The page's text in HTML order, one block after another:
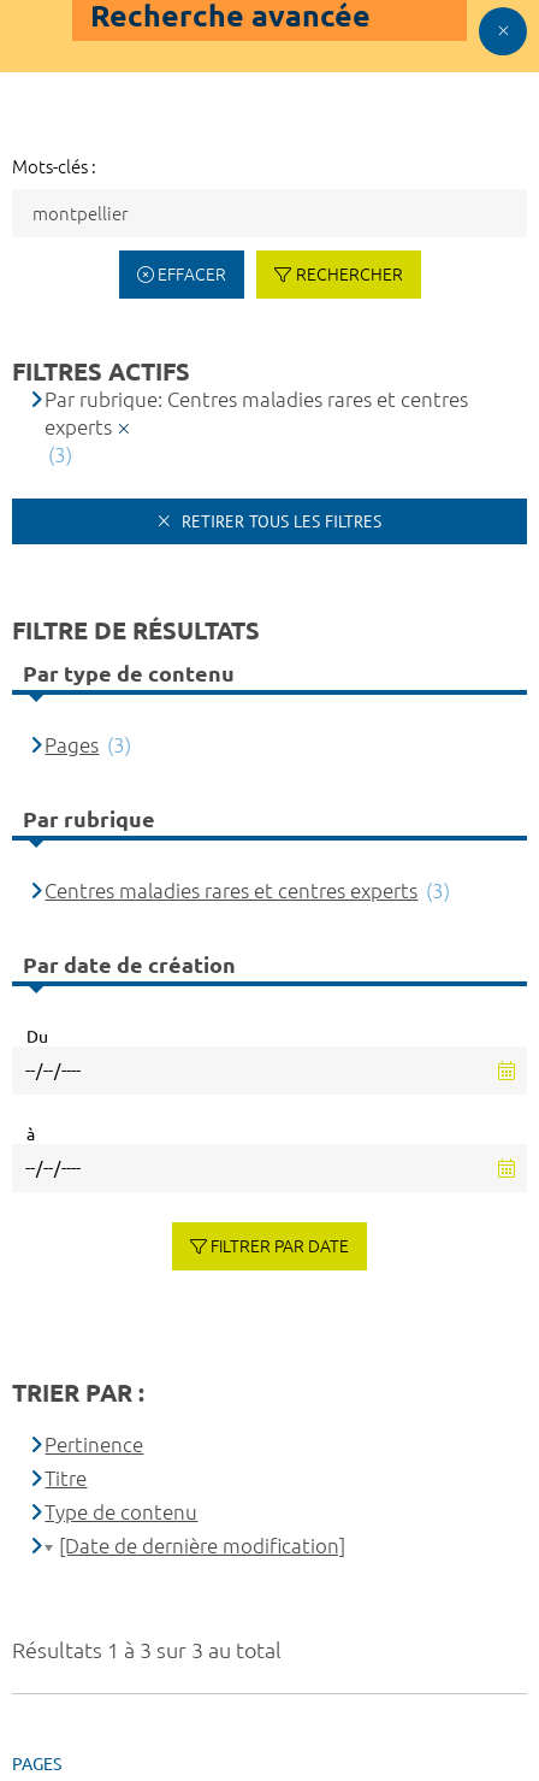
Recherche avancée
Mots-clés :
EFFACER RECHERCHER
Résultats 1 à 3 sur 3 au total
PAGES
FILTRES ACTIFS
Par rubrique: Centres maladies rares et centres
experts
(3)
RETIRER TOUS LES FILTRES
FILTRE DE RÉSULTATS
Par type de contenu
Pages (3)
Par rubrique
Centres maladies rares et centres experts (3)
Par date de création
Du
à
FILTRER PAR DATE
TRIER PAR :
Pertinence
Titre
Type de contenu
[Date de dernière modification]